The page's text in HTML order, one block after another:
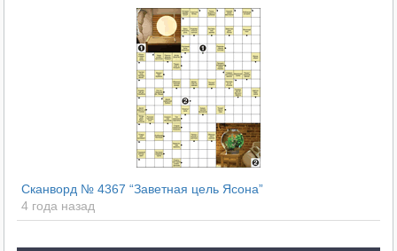
Сканворд № 4367 “Заветная цель Ясона”
4 года назад